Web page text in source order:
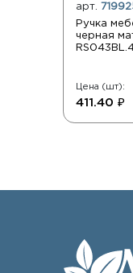
арт.
Ручка
черная
Цена (шт):
411.40 ₽